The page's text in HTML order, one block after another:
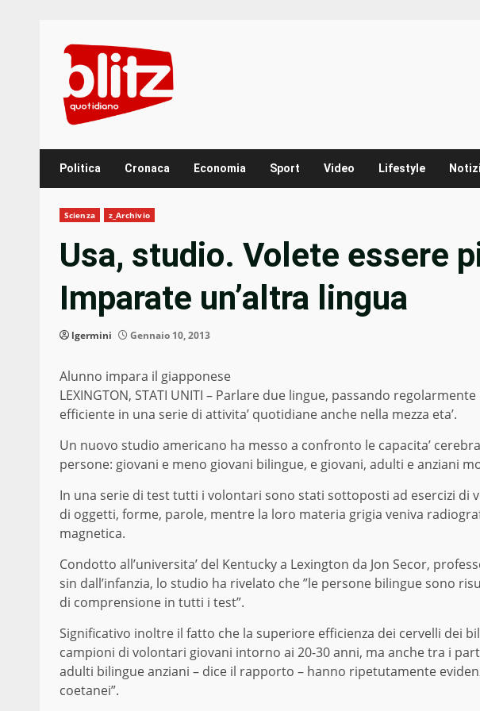
content
Politica Cronaca Economia Sport Video Lifestyle
Scienza z_Archivio
Usa, studio. Volete essere
Imparate un’altra lingua
lgermini Gennaio 10, 2013
Alunno impara il giapponese
LEXINGTON, STATI UNITI – Parlare due lingue, passando
efficiente in una serie di attivita’ quotidiane anche nella mezza eta’.
Un nuovo studio americano ha messo a confronto le capacita’
persone: giovani e meno giovani bilingue, e giovani, adulti e anziani
In una serie di test tutti i volontari sono stati sottoposti ad esercizi di
di oggetti, forme, parole, mentre la loro materia grigia veniva
magnetica.
Condotto all’universita’ del Kentucky a Lexington da Jon Secor,
sin dall’infanzia, lo studio ha rivelato che ”le persone bilingue sono
di comprensione in tutti i test”.
Significativo inoltre il fatto che la superiore efficienza dei cervelli dei
campioni di volontari giovani intorno ai 20-30 anni, ma anche tra i
adulti bilingue anziani – dice il rapporto – hanno ripetutamente
coetanei”.